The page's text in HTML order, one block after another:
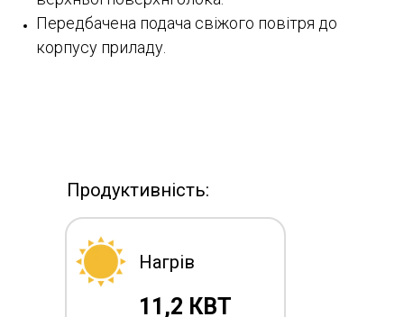
Передбачена подача свіжого повітря до
корпусу приладу.
Продуктивність:
Нагрів
11,2 КВТ